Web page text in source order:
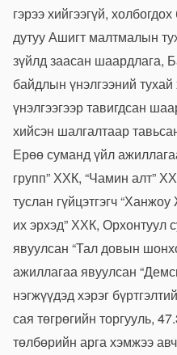
гэрээ хийгээгүй,
дутуу Ашигт малтмалын
зүйлд заасан шаардлага,
байдлын үнэлгээний
үнэлгээгээр тавигдсан
хийсэн шалгалтаар
Ерөө суманд үйл
групп” ХХК, “Чамин алт”
туслан гүйцэтгэгч
их эрхэд” ХХК, Орхонтуул
явуулсан “Тал довын
ажиллагаа явуулсан
нэгжүүдэд хэрэг
сая төгрөгийн торгууль,
төлбөрийн арга хэмжээ